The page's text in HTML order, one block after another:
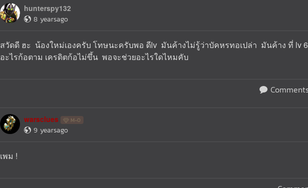
hunterspy132
8 yearsago
สวัดดี ฮะ น้องใหม่เองครับ โทษนะครับพอ ดีlv มันค้างไม่รู้ว่าบัคหรทอเปล่า มันค้าง ที่ lv
อะไรก้อตาม เครดิตก้อไม่ขึ้น พอจะช่วยอะไรใดไหมคับ
warsclues M-0
9 yearsago
เพม !